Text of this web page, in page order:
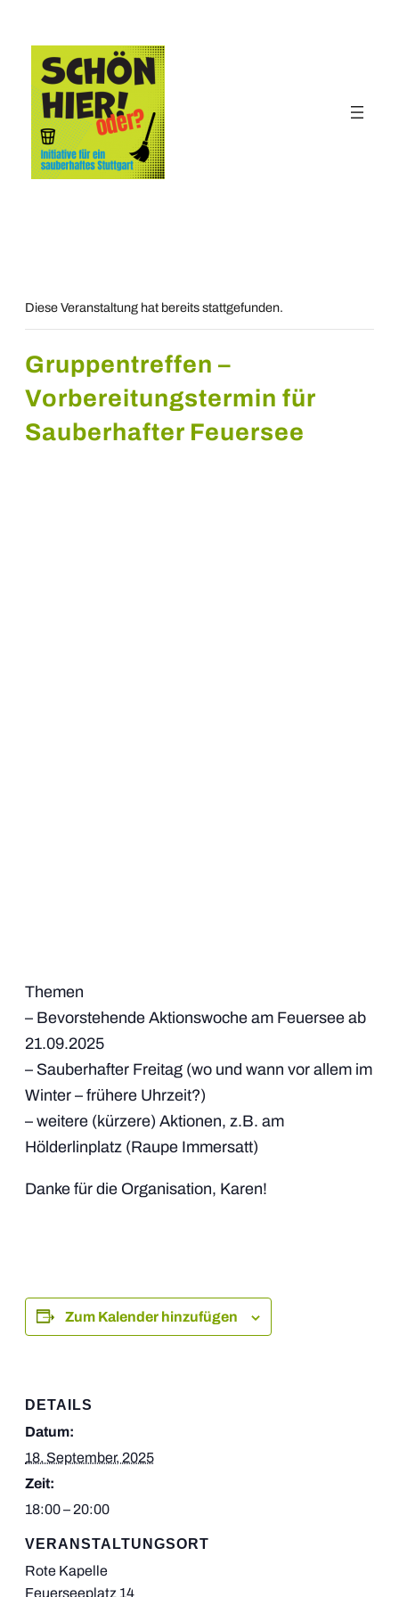
Diese Veranstaltung hat bereits stattgefunden.
Gruppentreffen –
Vorbereitungstermin für
Sauberhafter Feuersee
Themen
– Bevorstehende Aktionswoche am Feuersee ab
21.09.2025
– Sauberhafter Freitag (wo und wann vor allem im
Winter – frühere Uhrzeit?)
– weitere (kürzere) Aktionen, z.B. am
Hölderlinplatz (Raupe Immersatt)
Danke für die Organisation, Karen!
Zum Kalender hinzufügen
DETAILS
Datum:
18. September, 2025
Zeit:
18:00 – 20:00
VERANSTALTUNGSORT
Rote Kapelle
Feuerseeplatz 14